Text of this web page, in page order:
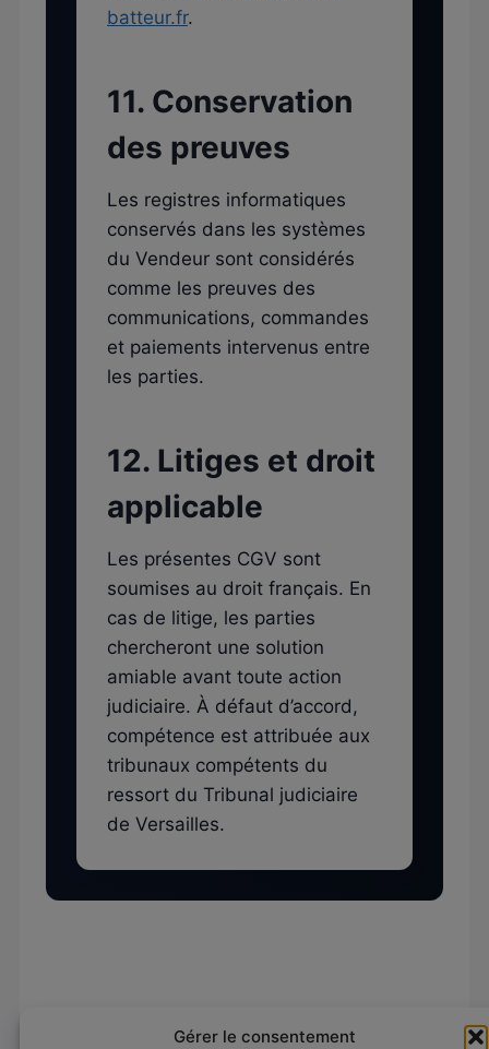
Gérer le consentement
batteur.fr.
11. Conservation
des preuves
Les registres informatiques
conservés dans les systèmes
du Vendeur sont considérés
comme les preuves des
communications, commandes
et paiements intervenus entre
les parties.
12. Litiges et droit
applicable
Les présentes CGV sont
soumises au droit français. En
cas de litige, les parties
chercheront une solution
amiable avant toute action
judiciaire. À défaut d’accord,
compétence est attribuée aux
tribunaux compétents du
ressort du Tribunal judiciaire
de Versailles.